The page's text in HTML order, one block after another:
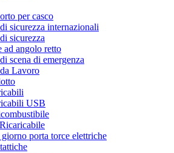
per casco
sicurezza internazionali
sicurezza
ad angolo retto
scena di emergenza
Lavoro
USB
porta torce elettriche